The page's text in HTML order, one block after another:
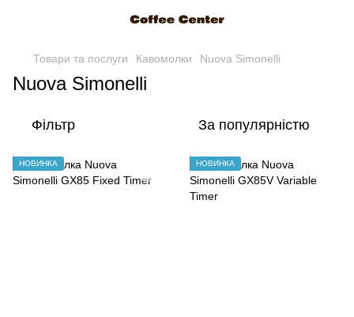
Товари та послуги Кавомолки Nuova Simonelli
Nuova Simonelli
Фільтр За популярністю
НОВИНКА НОВИНКА